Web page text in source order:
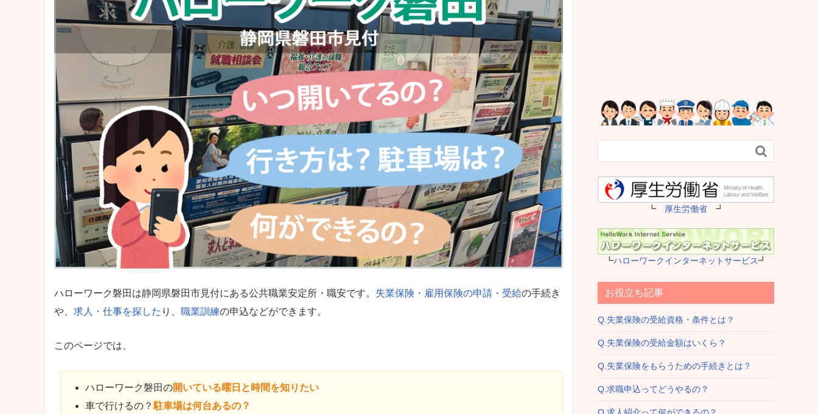
ハローワーク磐田は静岡県磐田市見付にある公共職業安定所・職安です。 失業保険・雇用保険の申請・受給の手続き
や、 求人・仕事を探した り、 職業訓練の申込などができます。
このページでは、
ハローワーク磐田の開いている曜日と時間を知りたい
車で行けるの？ 駐車場は何台あるの？

┗ 厚生労働省 ┛
┗ハローワークインターネットサービス┛
お役立ち記事
Q.失業保険の受給資格・条件とは？
Q.失業保険の受給金額はいくら？
Q.失業保険をもらうための手続きとは？
Q.求職申込ってどうやるの？